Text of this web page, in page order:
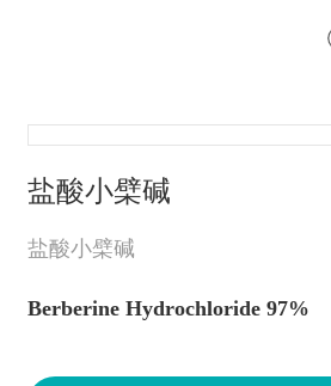
盐酸小檗碱
盐酸小檗碱
Berberine Hydrochloride 97%